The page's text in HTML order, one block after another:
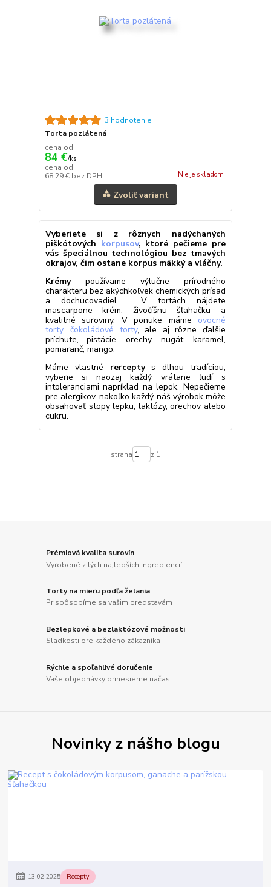
3 hodnotenie
Torta pozlátená
cena od
84 €/ks
cena od
68,29 € bez DPH Nie je skladom
Zvoliť variant
Vyberiete si z rôznych nadýchaných
piškótových korpusov, ktoré pečieme pre
vás špeciálnou technológiou bez tmavých
okrajov, čim ostane korpus mäkký a vláčny.
Krémy používame výlučne prírodného
charakteru bez akýchkoľvek chemických prísad
a dochucovadiel. V tortách nájdete
mascarpone krém, živočíšnu šľahačku a
kvalitné suroviny. V ponuke máme ovocné
torty,čokoládové torty, ale aj rôzne ďalšie
príchute, pistácie, orechy, nugát, karamel,
pomaranč, mango.
Máme vlastné rerceptys dlhou tradíciou,
vyberie si naozaj každý vrátane ľudí s
intoleranciami napríklad na lepok. Nepečieme
pre alergikov, nakoľko každý náš výrobok môže
obsahovať stopy lepku, laktózy, orechov alebo
cukru.
strana z 1
Prémiová kvalita surovín
Vyrobené z tých najlepších ingrediencií
Torty na mieru podľa želania
Prispôsobíme sa vašim predstavám
Bezlepkové a bezlaktózové možnosti
Sladkosti pre každého zákazníka
Rýchle a spoľahlivé doručenie
Vaše objednávky prinesieme načas
Novinky z nášho blogu
13.02.2025 Recepty